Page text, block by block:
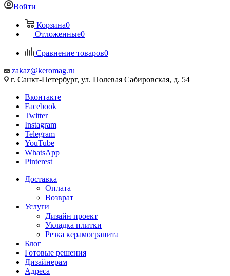
Войти
Корзина0
Отложенные0
Сравнение товаров0
zakaz@keromag.ru
г. Санкт-Петербург, ул. Полевая Сабировская, д. 54
Вконтакте
Facebook
Twitter
Instagram
Telegram
YouTube
WhatsApp
Pinterest
Доставка
Оплата
Возврат
Услуги
Дизайн проект
Укладка плитки
Резка керамогранита
Блог
Готовые решения
Дизайнерам
Адреса